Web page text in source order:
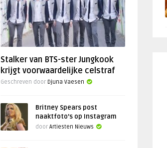
Stalker van BTS-ster Jungkook
krijgt voorwaardelijke celstraf
Geschreven door Djuna Vaesen
Britney Spears post
naaktfoto’s op Instagram
door Artiesten Nieuws